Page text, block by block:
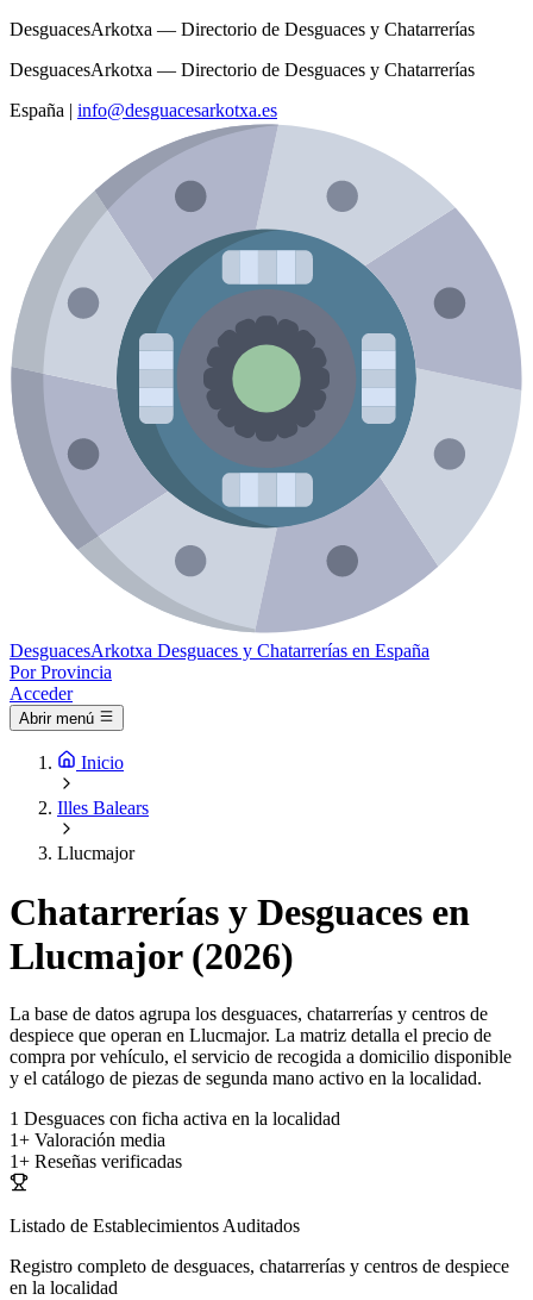
DesguacesArkotxa — Directorio de Desguaces y Chatarrerías
DesguacesArkotxa — Directorio de Desguaces y Chatarrerías
España | info@desguacesarkotxa.es
DesguacesArkotxa Desguaces y Chatarrerías en España
Por Provincia
Acceder
Abrir menú
Inicio
Illes Balears
Llucmajor
Chatarrerías y Desguaces en
Llucmajor (2026)
La base de datos agrupa los desguaces, chatarrerías y centros de
despiece que operan en Llucmajor. La matriz detalla el precio de
compra por vehículo, el servicio de recogida a domicilio disponible
y el catálogo de piezas de segunda mano activo en la localidad.
1 Desguaces con ficha activa en la localidad
1+ Valoración media
1+ Reseñas verificadas
Listado de Establecimientos Auditados
Registro completo de desguaces, chatarrerías y centros de despiece
en la localidad